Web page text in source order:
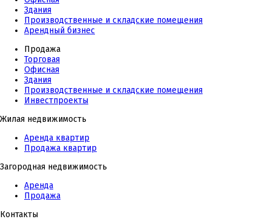
Здания
Производственные и складские помещения
Арендный бизнес
Продажа
Торговая
Офисная
Здания
Производственные и складские помещения
Инвестпроекты
Жилая недвижимость
Аренда квартир
Продажа квартир
Загородная недвижимость
Аренда
Продажа
Контакты